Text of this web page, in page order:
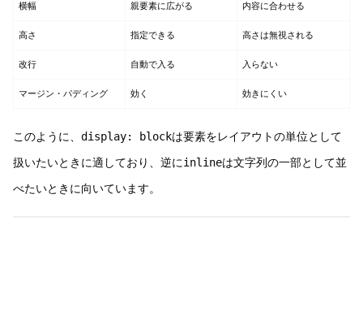
横幅 親要素に広がる 内容に合わせる
高さ 指定できる 高さは無視される
改行 自動で入る 入らない
マージン・パディング 効く 効きにくい
このように、 display: blockは要素をレイアウトの単位として
扱いたいときに適しており、逆にinlineは文字列の一部として並
べたいときに向いています。